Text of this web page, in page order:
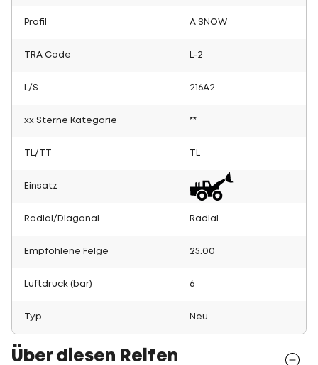
Profil A SNOW
TRA Code L-2
L/S 216A2
xx Sterne Kategorie **
TL/TT
Einsatz
Radial/Diagonal Radial
Empfohlene Felge 25.00
Luftdruck (bar) 6
Typ Neu
Über diesen Reifen